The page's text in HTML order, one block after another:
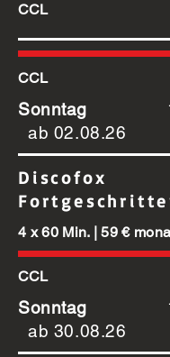
CCL
CCL
Sonntag
ab 02.08.26
Discofox
4 x 60 Min. | 59 €
CCL
Sonntag
ab 30.08.26